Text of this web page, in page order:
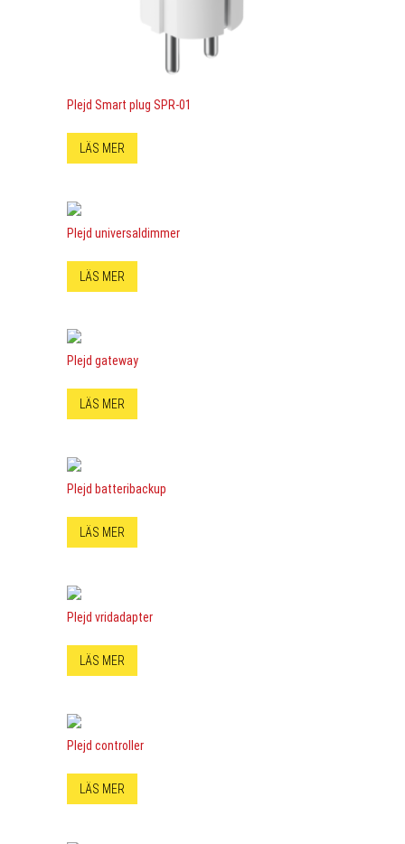
Plejd Smart plug SPR-01
LÄS MER
Plejd universaldimmer
LÄS MER
Plejd gateway
LÄS MER
Plejd batteribackup
LÄS MER
Plejd vridadapter
LÄS MER
Plejd controller
LÄS MER